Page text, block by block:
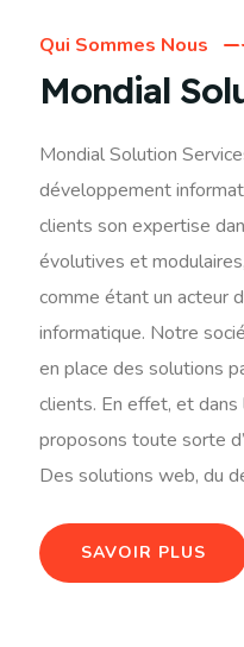
Qui Sommes Nous
Mondial
Mondial Solution
développement
clients son expertise
évolutives et
comme étant un acteur
informatique. Notre
en place des solutions
clients. En effet, et
proposons toute sorte
Des solutions web, du
SAVOIR PLUS